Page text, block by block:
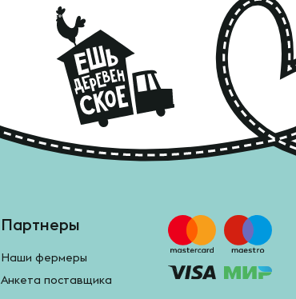
Партнеры
Наши фермеры
Анкета поставщика